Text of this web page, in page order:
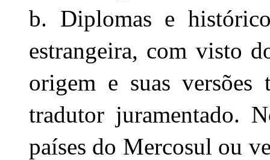
b. Diplomas e
estrangeira, com visto
origem e suas versões
tradutor juramentado.
países do Mercosul ou